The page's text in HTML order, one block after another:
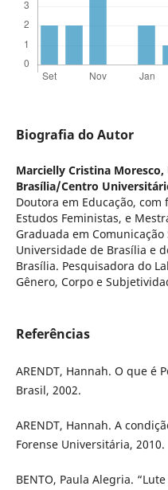
Biografia do Autor
Marcielly Cristina Moresco,
Brasília/Centro
Doutora em Educação, com
Estudos Feministas, e
Graduada em Comunicação
Universidade de Brasília e
Brasília. Pesquisadora do
Gênero, Corpo e
Referências
ARENDT, Hannah. O que é
Brasil, 2002.
ARENDT, Hannah. A
Forense Universitária, 2010.
BENTO, Paula Alegria.